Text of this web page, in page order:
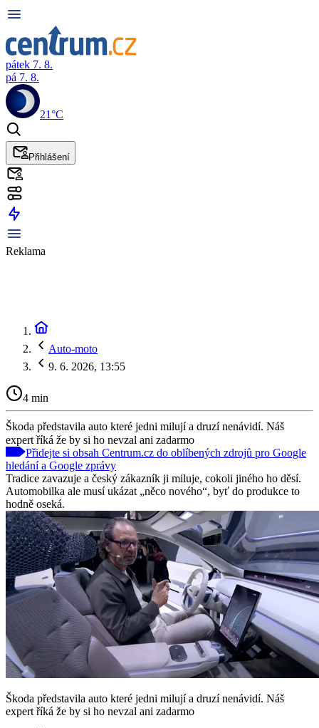
pátek 7. 8.
pá 7. 8.
21°C
Přihlášení
Reklama
Auto-moto
9. 6. 2026, 13:55
4 min
Škoda představila auto které jedni milují a druzí nenávidí. Náš
expert říká že by si ho nevzal ani zadarmo
Přidejte si obsah Centrum.cz do oblíbených zdrojů pro Google
hledání a Google zprávy
Tradice zavazuje a český zákazník ji miluje, cokoli jiného ho děsí.
Automobilka ale musí ukázat „něco nového“, byť do produkce to
hodně oseká.
Škoda představila auto které jedni milují a druzí nenávidí. Náš
expert říká že by si ho nevzal ani zadarmo